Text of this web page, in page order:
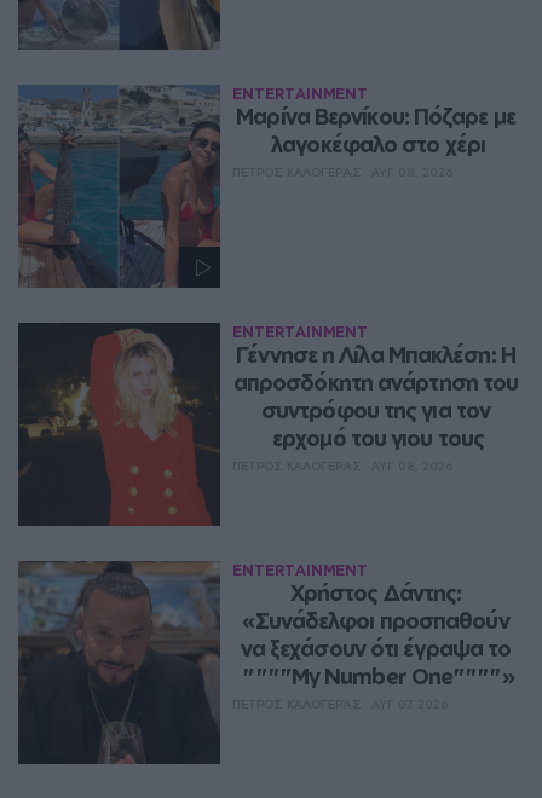
ENTERTAINMENT
Μαρίνα Βερνίκου: Πόζαρε με
λαγοκέφαλο στο χέρι
ENTERTAINMENT
Γέννησε η Λίλα Μπακλέση: Η
απροσδόκητη ανάρτηση του
συντρόφου της για τον
ερχομό του γιου τους
ENTERTAINMENT
Χρήστος Δάντης:
«Συνάδελφοι προσπαθούν
να ξεχάσουν ότι έγραψα το
""""My Number One""""»